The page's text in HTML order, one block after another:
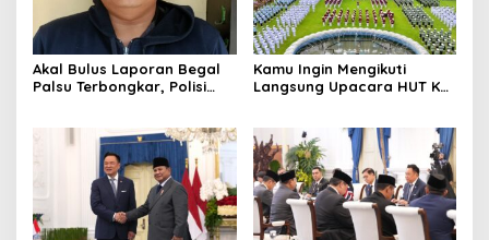
Akal Bulus Laporan Begal
Palsu Terbongkar, Polisi
Kamu Ingin Mengikuti
Langsung Upacara HUT Ke-
Pendaftaran Resminya di
Sini